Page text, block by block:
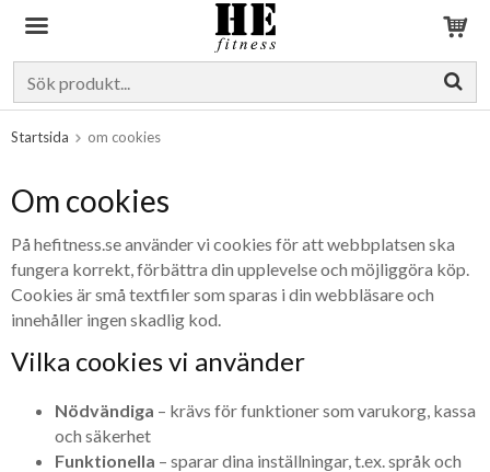
Startsida om cookies
Om cookies
På hefitness.se använder vi cookies för att webbplatsen ska
fungera korrekt, förbättra din upplevelse och möjliggöra köp.
Cookies är små textfiler som sparas i din webbläsare och
innehåller ingen skadlig kod.
Vilka cookies vi använder
Nödvändiga – krävs för funktioner som varukorg, kassa
och säkerhet
Funktionella – sparar dina inställningar, t.ex. språk och